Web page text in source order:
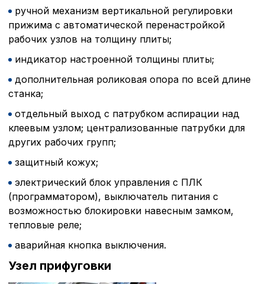
ручной механизм вертикальной регулировки
прижима с автоматической перенастройкой
рабочих узлов на толщину плиты;
индикатор настроенной толщины плиты;
дополнительная роликовая опора по всей длине
станка;
отдельный выход с патрубком аспирации над
клеевым узлом; централизованные патрубки для
других рабочих групп;
защитный кожух;
электрический блок управления с ПЛК
(программатором), выключатель питания с
возможностью блокировки навесным замком,
тепловые реле;
аварийная кнопка выключения.
Узел прифуговки